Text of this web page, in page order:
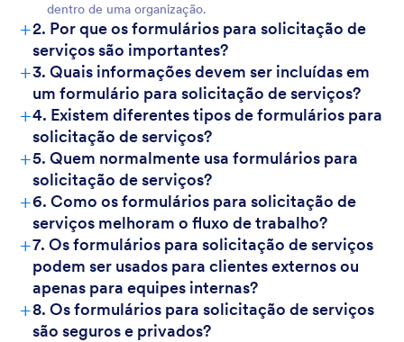
dentro de uma organização.
+2. Por que os formulários para solicitação de
serviços são importantes?
+3. Quais informações devem ser incluídas em
um formulário para solicitação de serviços?
+4. Existem diferentes tipos de formulários para
solicitação de serviços?
+5. Quem normalmente usa formulários para
solicitação de serviços?
+6. Como os formulários para solicitação de
serviços melhoram o fluxo de trabalho?
+7. Os formulários para solicitação de serviços
podem ser usados para clientes externos ou
apenas para equipes internas?
+8. Os formulários para solicitação de serviços
são seguros e privados?